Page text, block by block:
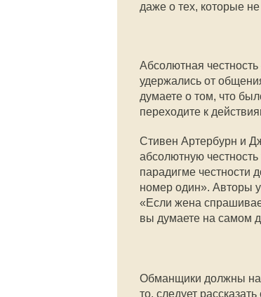
даже о тех, которые
Абсолютная
удержались от
думаете о том, что
переходите к
Стивен Артербурн и
абсолютную
парадигме честности
номер один». Авторы
«Если жена
вы думаете на самом
Обманщики должны
то, следует